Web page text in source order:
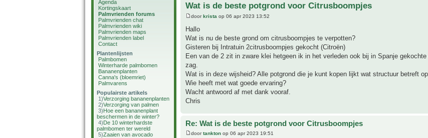
Agenda
Kortingskaart
Palmvrienden forums
Palmvrienden chat
Palmvrienden wiki
Palmvrienden maps
Palmvrienden label
Contact
Plantenlijsten
Palmbomen
Winterharde palmbomen
Bananenplanten
Canna's (bloemriet)
Palmvarens
Populairste artikels
1)Verzorging bananenplanten
2)Verzorging van palmen
3)Hoe een bananenplant
beschermen in de winter?
4)De 10 winterhardste
palmbomen ter wereld
5)Zaaien van avocado
Wat is de beste potgrond voor Citrusboompjes
doorkrista op 06 apr 2023 13:52
Hallo
Wat is nu de beste grond om citrusboompjes te verpotten?
Gisteren bij Intratuin 2citrusboompjes gekocht (Citroën)
Een van de 2 zit in zware klei hetgeen ik in het verleden ook bij in Spanje
zag.
Wat is in deze wijsheid? Alle potgrond die je kunt kopen lijkt wat structuur betreft
Wie heeft met wat goede ervaring?
Wacht antwoord af met dank vooraf.
Chris
Re: Wat is de beste potgrond voor Citrusboompjes
doortankton op 06 apr 2023 19:51